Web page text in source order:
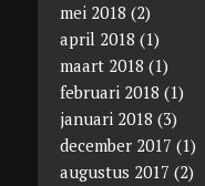
mei 2018 (2)
april 2018 (1)
maart 2018 (1)
februari 2018 (1)
januari 2018 (3)
december 2017 (1)
augustus 2017 (2)